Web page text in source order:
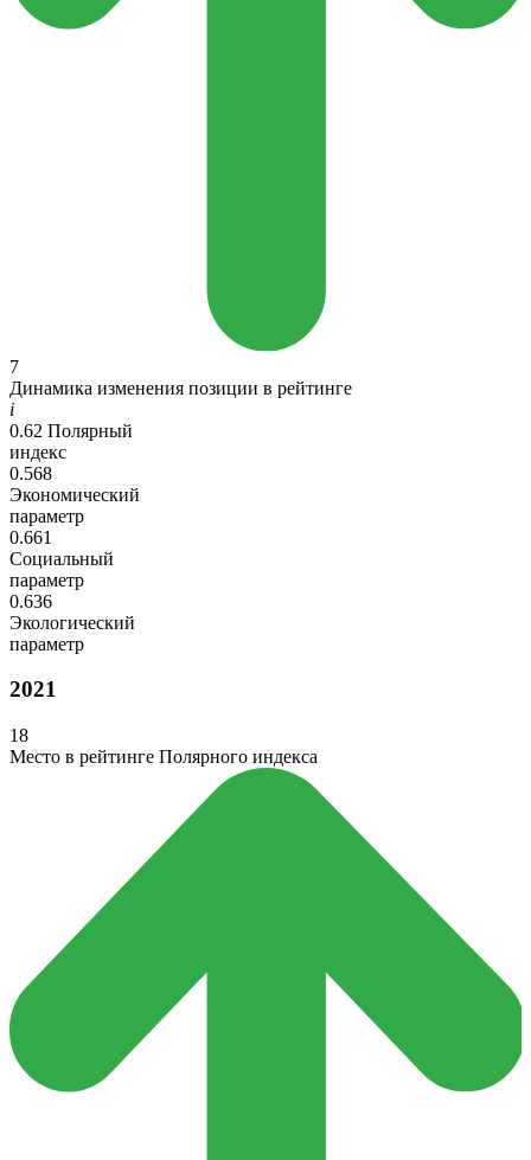
7
Динамика изменения позиции в рейтинге
i
0.62 Полярный
индекс
0.568
Экономический
параметр
0.661
Социальный
параметр
0.636
Экологический
параметр
2021
18
Место в рейтинге Полярного индекса